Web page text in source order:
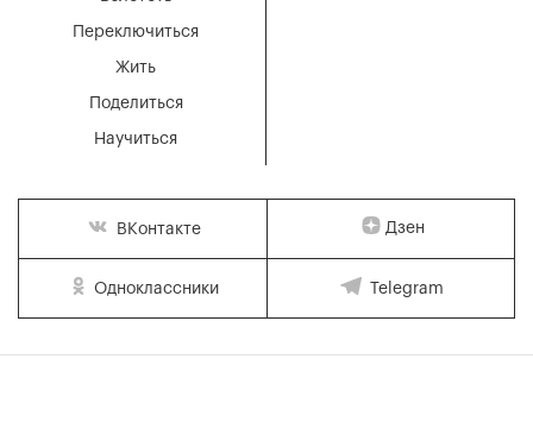
Переключиться
Жить
Поделиться
Научиться
ВКонтакте Дзен
Одноклассники Telegram